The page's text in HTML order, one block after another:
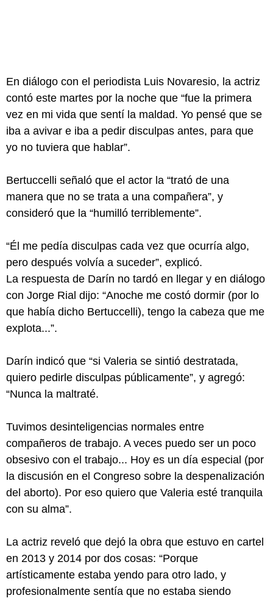
En diálogo con el periodista Luis Novaresio, la actriz
contó este martes por la noche que “fue la primera
vez en mi vida que sentí la maldad. Yo pensé que se
iba a avivar e iba a pedir disculpas antes, para que
yo no tuviera que hablar”.
Bertuccelli señaló que el actor la “trató de una
manera que no se trata a una compañera”, y
consideró que la “humilló terriblemente”.
“Él me pedía disculpas cada vez que ocurría algo,
pero después volvía a suceder”, explicó.
La respuesta de Darín no tardó en llegar y en diálogo
con Jorge Rial dijo: “Anoche me costó dormir (por lo
que había dicho Bertuccelli), tengo la cabeza que me
explota...”.
Darín indicó que “si Valeria se sintió destratada,
quiero pedirle disculpas públicamente”, y agregó:
“Nunca la maltraté.
Tuvimos desinteligencias normales entre
compañeros de trabajo. A veces puedo ser un poco
obsesivo con el trabajo... Hoy es un día especial (por
la discusión en el Congreso sobre la despenalización
del aborto). Por eso quiero que Valeria esté tranquila
con su alma”.
La actriz reveló que dejó la obra que estuvo en cartel
en 2013 y 2014 por dos cosas: “Porque
artísticamente estaba yendo para otro lado, y
profesionalmente sentía que no estaba siendo